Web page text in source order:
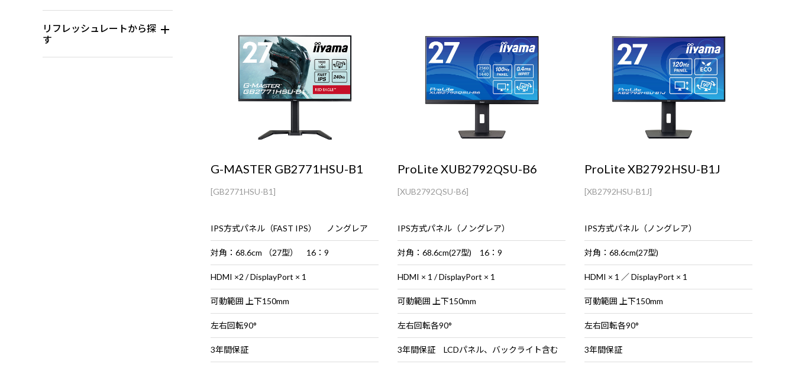
リフレッシュレートから探
す
G-MASTER GB2771HSU-B1
[GB2771HSU-B1]
IPS方式パネル（FAST IPS） ノングレア
対角：68.6cm （27型） 16：9
HDMI ×2 / DisplayPort × 1
可動範囲 上下150mm
左右回転90°
3年間保証
ProLite XUB2792QSU-B6
[XUB2792QSU-B6]
IPS方式パネル（ノングレア）
対角：68.6cm(27型) 16：9
HDMI × 1 / DisplayPort × 1
可動範囲 上下150mm
左右回転各90°
3年間保証 LCDパネル、バックライト含む
ProLite XB2792HSU-B1J
[XB2792HSU-B1J]
IPS方式パネル（ノングレア）
対角：68.6cm(27型)
HDMI × 1 ／ DisplayPort × 1
可動範囲 上下150mm
左右回転各90°
3年間保証